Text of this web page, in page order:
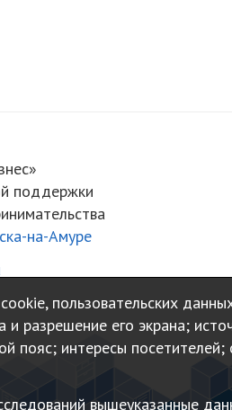
поддержки
на-Амуре
пользовательских
разрешение его экрана;
пояс; интересы
вышеуказанные